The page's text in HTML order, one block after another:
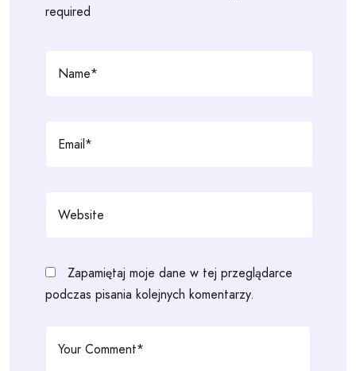
required
Zapamiętaj moje dane w tej przeglądarce
podczas pisania kolejnych komentarzy.